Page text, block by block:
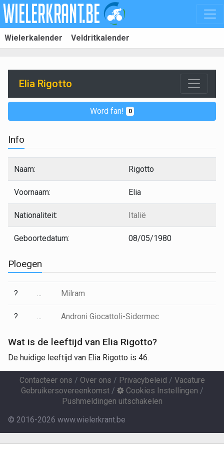
Wielerkalender Veldritkalender
Elia Rigotto
Word fan! 0
Info
Naam: Rigotto
Voornaam: Elia
Nationaliteit: Italië
Geboortedatum: 08/05/1980
Ploegen
? ... Milram
? ... Androni Giocattoli-Sidermec
Wat is de leeftijd van Elia Rigotto?
De huidige leeftijd van Elia Rigotto is 46.
Contacteer ons / Over ons / Privacybeleid / Vacature
Gebruikersovereenkomst/ Cookies Instellingen /
Pushmeldingen uitschakelen
© 2016-2026 www.wielerkrant.be